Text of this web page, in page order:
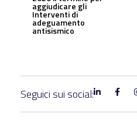
aggiudicare gli
Interventi di
adeguamento
antisismico
Seguici sui social: